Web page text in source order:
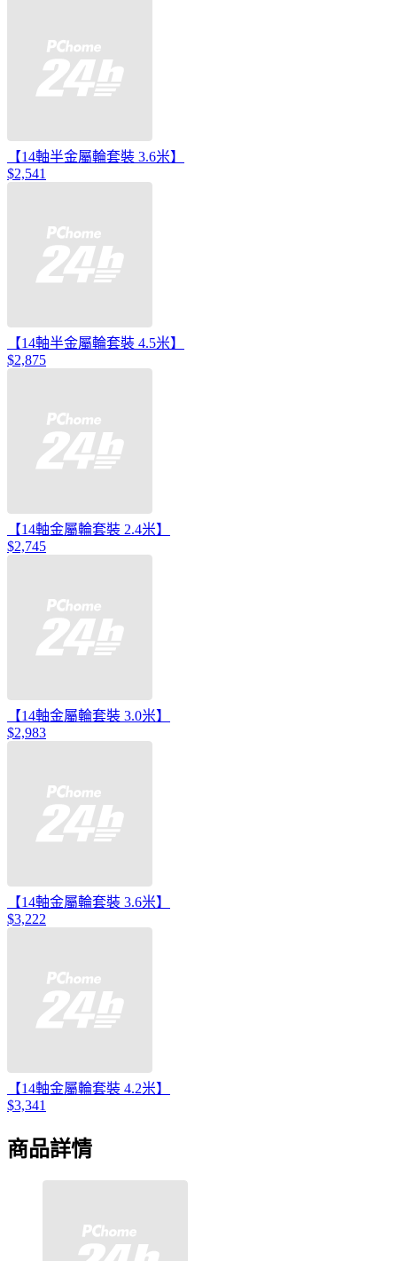
【14軸半金屬輪套裝 3.6米】
$2,541
【14軸半金屬輪套裝 4.5米】
$2,875
【14軸金屬輪套裝 2.4米】
$2,745
【14軸金屬輪套裝 3.0米】
$2,983
【14軸金屬輪套裝 3.6米】
$3,222
【14軸金屬輪套裝 4.2米】
$3,341
商品詳情